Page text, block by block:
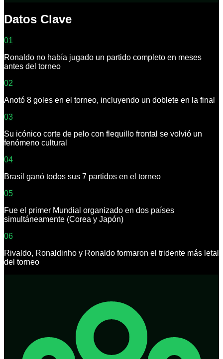
Datos Clave
01
Ronaldo no había jugado un partido completo en meses
antes del torneo
02
Anotó 8 goles en el torneo, incluyendo un doblete en la final
03
Su icónico corte de pelo con flequillo frontal se volvió un
fenómeno cultural
04
Brasil ganó todos sus 7 partidos en el torneo
05
Fue el primer Mundial organizado en dos países
simultáneamente (Corea y Japón)
06
Rivaldo, Ronaldinho y Ronaldo formaron el tridente más letal
del torneo